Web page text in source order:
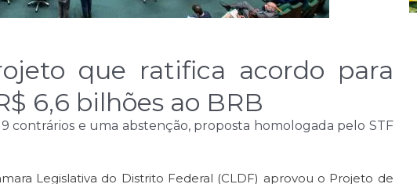
que ratifica acordo para
6,6 bilhões ao BRB
9 contrários e uma abstenção, proposta homologada pelo STF
Legislativa do Distrito Federal (CLDF) aprovou o Projeto de